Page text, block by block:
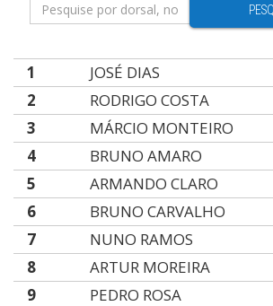
1
JOSÉ DIAS
2
RODRIGO COSTA
3
MÁRCIO MONTEIRO
4
BRUNO AMARO
5
ARMANDO CLARO
6
BRUNO CARVALHO
7
NUNO RAMOS
8
ARTUR MOREIRA
9
PEDRO ROSA